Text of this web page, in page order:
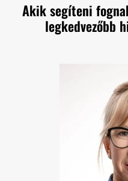
Akik segíteni
legkedvezőbb